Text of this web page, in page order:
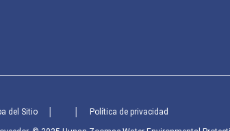
del Sitio Política de privacidad